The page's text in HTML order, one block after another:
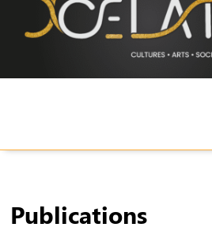
Publications